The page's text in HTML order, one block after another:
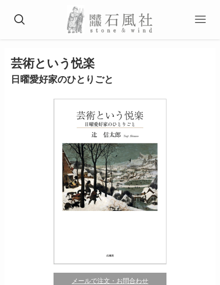
芸術という悦楽
日曜愛好家のひとりごと
メールで注文・お問合わせ